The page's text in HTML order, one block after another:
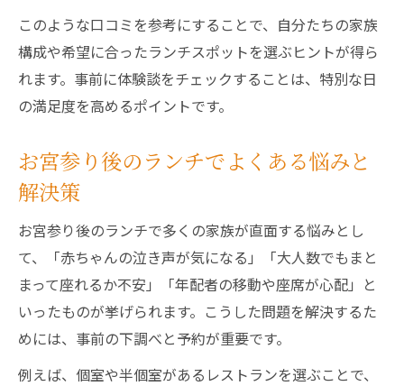
このような口コミを参考にすることで、自分たちの家族
構成や希望に合ったランチスポットを選ぶヒントが得ら
れます。事前に体験談をチェックすることは、特別な日
の満足度を高めるポイントです。
お宮参り後のランチでよくある悩みと
解決策
お宮参り後のランチで多くの家族が直面する悩みとし
て、「赤ちゃんの泣き声が気になる」「大人数でもまと
まって座れるか不安」「年配者の移動や座席が心配」と
いったものが挙げられます。こうした問題を解決するた
めには、事前の下調べと予約が重要です。
例えば、個室や半個室があるレストランを選ぶことで、